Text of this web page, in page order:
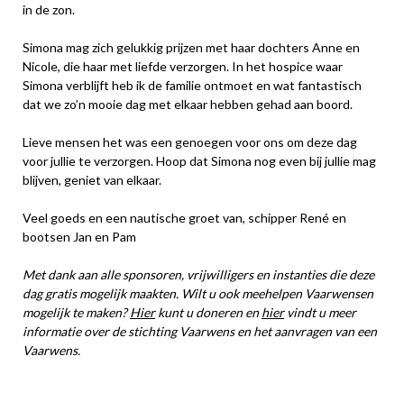
in de zon.
Simona mag zich gelukkig prijzen met haar dochters Anne en
Nicole, die haar met liefde verzorgen. In het hospice waar
Simona verblijft heb ik de familie ontmoet en wat fantastisch
dat we zo’n mooie dag met elkaar hebben gehad aan boord.
Lieve mensen het was een genoegen voor ons om deze dag
voor jullie te verzorgen. Hoop dat Simona nog even bij jullie mag
blijven, geniet van elkaar.
Veel goeds en een nautische groet van, schipper René en
bootsen Jan en Pam
Met dank aan alle sponsoren, vrijwilligers en instanties die deze
dag gratis mogelijk maakten. Wilt u ook meehelpen Vaarwensen
mogelijk te maken?Hierkunt u doneren enhiervindt u meer
informatie over de stichting Vaarwens en het aanvragen van een
Vaarwens.